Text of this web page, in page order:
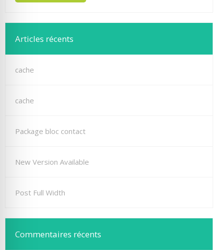
Articles récents
cache
cache
Package bloc contact
New Version Available
Post Full Width
Commentaires récents